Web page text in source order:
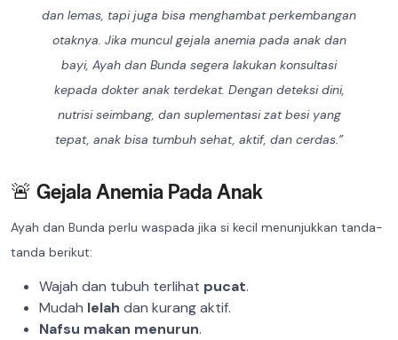
dan lemas, tapi juga bisa menghambat perkembangan
otaknya. Jika muncul gejala anemia pada anak dan
bayi, Ayah dan Bunda segera lakukan konsultasi
kepada dokter anak terdekat. Dengan deteksi dini,
nutrisi seimbang, dan suplementasi zat besi yang
tepat, anak bisa tumbuh sehat, aktif, dan cerdas.”
🚨 Gejala Anemia Pada Anak
Ayah dan Bunda perlu waspada jika si kecil menunjukkan tanda-
tanda berikut:
Wajah dan tubuh terlihat pucat.
Mudah lelah dan kurang aktif.
Nafsu makan menurun.